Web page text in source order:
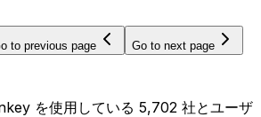
to previous page Go to next page
を使用している 5,702 社とユーザ